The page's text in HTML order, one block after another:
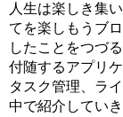
人生は楽しき集
てを楽しもうブ
したことをつづ
付随するアプリ
タスク管理、ラ
中で紹介していき